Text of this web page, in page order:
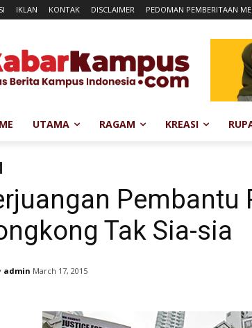
IKLAN KONTAK DISCLAIMER PEDOMAN PEMBERITAAN
UTAMA RAGAM KREASI
Pembantu
Tak Sia-sia
admin March 17, 2015